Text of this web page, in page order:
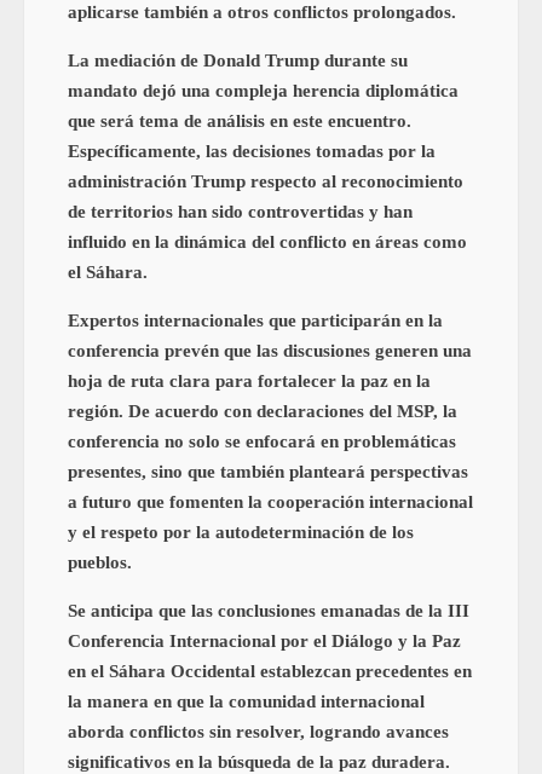
aplicarse también a otros conflictos prolongados.
La mediación de Donald Trump durante su
mandato dejó una compleja herencia diplomática
que será tema de análisis en este encuentro.
Específicamente, las decisiones tomadas por la
administración Trump respecto al reconocimiento
de territorios han sido controvertidas y han
influido en la dinámica del conflicto en áreas como
el Sáhara.
Expertos internacionales que participarán en la
conferencia prevén que las discusiones generen una
hoja de ruta clara para fortalecer la paz en la
región. De acuerdo con declaraciones del MSP, la
conferencia no solo se enfocará en problemáticas
presentes, sino que también planteará perspectivas
a futuro que fomenten la cooperación internacional
y el respeto por la autodeterminación de los
pueblos.
Se anticipa que las conclusiones emanadas de la III
Conferencia Internacional por el Diálogo y la Paz
en el Sáhara Occidental establezcan precedentes en
la manera en que la comunidad internacional
aborda conflictos sin resolver, logrando avances
significativos en la búsqueda de la paz duradera.